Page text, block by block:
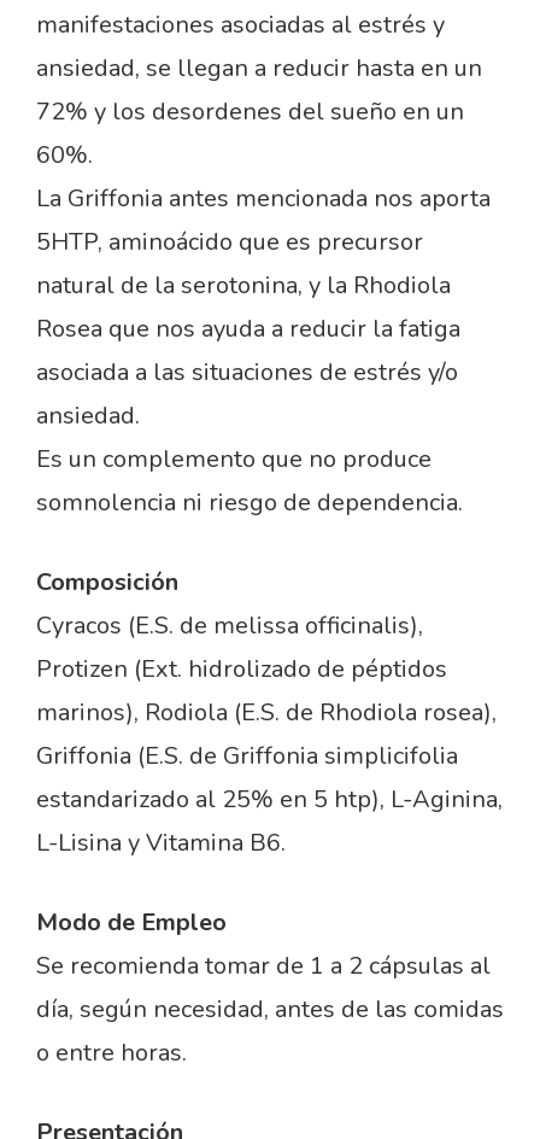
manifestaciones asociadas al estrés y
ansiedad, se llegan a reducir hasta en un
72% y los desordenes del sueño en un
60%.
La Griffonia antes mencionada nos aporta
5HTP, aminoácido que es precursor
natural de la serotonina, y la Rhodiola
Rosea que nos ayuda a reducir la fatiga
asociada a las situaciones de estrés y/o
ansiedad.
Es un complemento que no produce
somnolencia ni riesgo de dependencia.
Composición
Cyracos (E.S. de melissa officinalis),
Protizen (Ext. hidrolizado de péptidos
marinos), Rodiola (E.S. de Rhodiola rosea),
Griffonia (E.S. de Griffonia simplicifolia
estandarizado al 25% en 5 htp), L-Aginina,
L-Lisina y Vitamina B6.
Modo de Empleo
Se recomienda tomar de 1 a 2 cápsulas al
día, según necesidad, antes de las comidas
o entre horas.